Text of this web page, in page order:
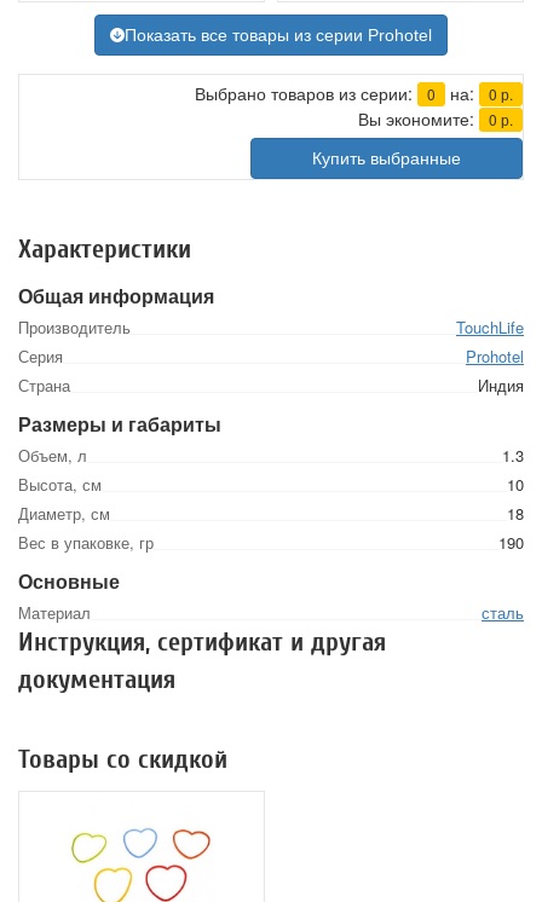
Показать все товары из серии Prohotel
Выбрано товаров из серии: 0 на: 0 р.
Вы экономите: 0 р.
Купить выбранные
Характеристики
Общая информация
Производитель
TouchLife
Серия
Prohotel
Страна
Индия
Размеры и габариты
Объем, л
1.3
Высота, см
10
Диаметр, см
18
Вес в упаковке, гр
190
Основные
Материал сталь
Инструкция, сертификат и другая
документация
Товары со скидкой